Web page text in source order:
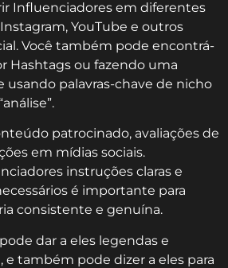
Influenciadores em diferentes
YouTube e outros
Você também pode encontrá-
Hashtags ou fazendo uma
usando palavras-chave de nicho
patrocinado, avaliações de
em mídias sociais.
instruções claras e
é importante para
consistente e genuína.
dar a eles legendas e
e também pode dizer a eles para